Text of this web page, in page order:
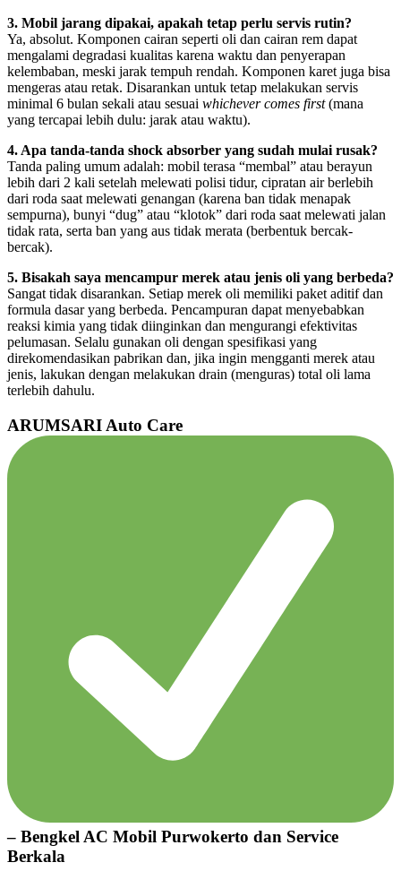
3. Mobil jarang dipakai, apakah tetap perlu servis rutin?
Ya, absolut. Komponen cairan seperti oli dan cairan rem dapat
mengalami degradasi kualitas karena waktu dan penyerapan
kelembaban, meski jarak tempuh rendah. Komponen karet juga bisa
mengeras atau retak. Disarankan untuk tetap melakukan servis
minimal 6 bulan sekali atau sesuai whichever comes first(mana
yang tercapai lebih dulu: jarak atau waktu).
4. Apa tanda-tanda shock absorber yang sudah mulai rusak?
Tanda paling umum adalah: mobil terasa “membal” atau berayun
lebih dari 2 kali setelah melewati polisi tidur, cipratan air berlebih
dari roda saat melewati genangan (karena ban tidak menapak
sempurna), bunyi “dug” atau “klotok” dari roda saat melewati jalan
tidak rata, serta ban yang aus tidak merata (berbentuk bercak-
bercak).
5. Bisakah saya mencampur merek atau jenis oli yang berbeda?
Sangat tidak disarankan. Setiap merek oli memiliki paket aditif dan
formula dasar yang berbeda. Pencampuran dapat menyebabkan
reaksi kimia yang tidak diinginkan dan mengurangi efektivitas
pelumasan. Selalu gunakan oli dengan spesifikasi yang
direkomendasikan pabrikan dan, jika ingin mengganti merek atau
jenis, lakukan dengan melakukan drain (menguras) total oli lama
terlebih dahulu.
ARUMSARI Auto Care
– Bengkel AC Mobil Purwokerto dan Service
Berkala